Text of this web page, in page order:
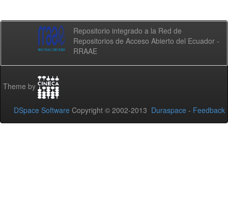
Repositorio integrado a la Red de
Repositorios de Acceso Abierto del Ecuador -
RRAAE
Theme by
DSpace Software Copyright © 2002-2013 Duraspace - Feedback